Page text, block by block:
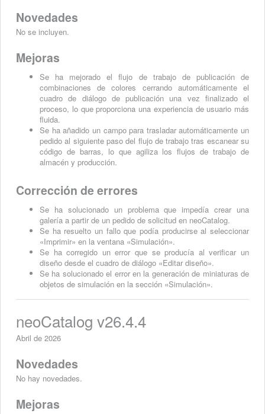
Novedades
No se incluyen.
Mejoras
Se ha mejorado el flujo de trabajo de publicación de
combinaciones de colores cerrando automáticamente el
cuadro de diálogo de publicación una vez finalizado el
proceso, lo que proporciona una experiencia de usuario más
fluida.
Se ha añadido un campo para trasladar automáticamente un
pedido al siguiente paso del flujo de trabajo tras escanear su
código de barras, lo que agiliza los flujos de trabajo de
almacén y producción.
Corrección de errores
Se ha solucionado un problema que impedía crear una
galería a partir de un pedido de solicitud en neoCatalog.
Se ha resuelto un fallo que podía producirse al seleccionar
«Imprimir» en la ventana «Simulación».
Se ha corregido un error que se producía al verificar un
diseño desde el cuadro de diálogo «Editar diseño».
Se ha solucionado el error en la generación de miniaturas de
objetos de simulación en la sección «Simulación».
neoCatalog v26.4.4
Abril de 2026
Novedades
No hay novedades.
Mejoras